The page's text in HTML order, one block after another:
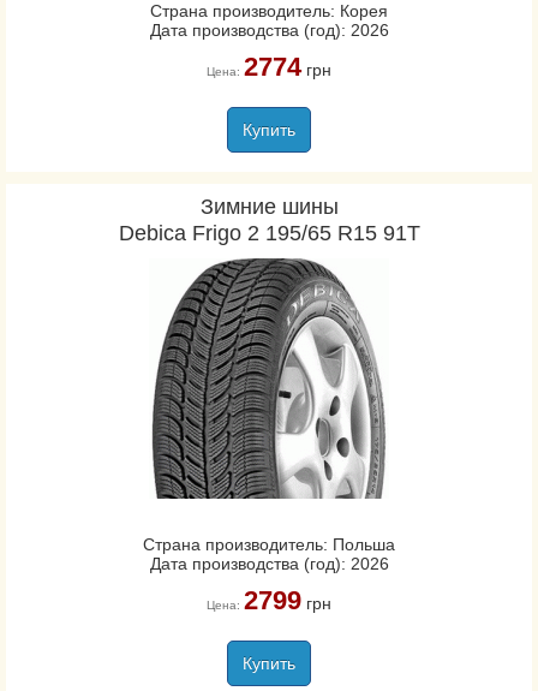
Страна производитель: Корея
Дата производства (год): 2026
Цена: 2774грн
Купить
Зимние шины
Debica Frigo 2 195/65 R15 91T
Страна производитель: Польша
Дата производства (год): 2026
Цена: 2799грн
Купить